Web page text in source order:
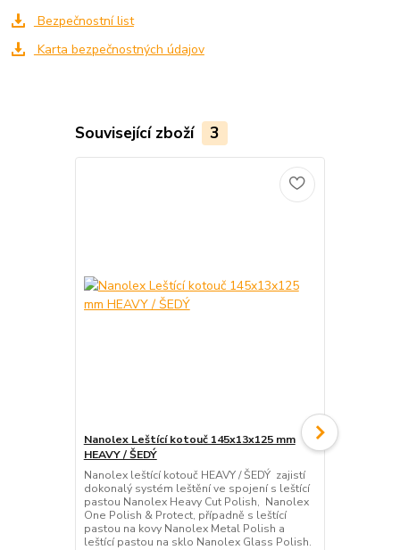
Bezpečnostní list
Karta bezpečnostných údajov
Související zboží 3
Nanolex Leštící kotouč 145x13x125 mm
HEAVY / ŠEDÝ
Nanolex leštící kotouč HEAVY / ŠEDÝ zajistí
dokonalý systém leštění ve spojení s leštící
pastou Nanolex Heavy Cut Polish, Nanolex
One Polish & Protect, případně s leštící
pastou na kovy Nanolex Metal Polish a
leštící pastou na sklo Nanolex Glass Polish.
Nanolex